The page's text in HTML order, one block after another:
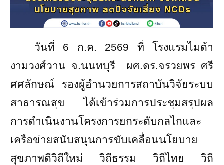
วันที่ 6 ก.ค. 2569 ที่ โรงแรมไมด้า
งามวงศ์วาน จ.นนทบุรี
ผศ.ดร.จรวยพร ศรี
ศศลักษณ์ รองผู้อำนวยการสถาบันวิจัยระบบ
สาธารณสุข ได้เข้าร่วมการประชุมสรุปผล
การดำเนินงานโครงการยกระดับกลไกและ
เครือข่ายสนับสนุนการขับเคลื่อนนโยบาย
สุขภาพดีวิถีใหม่ วิถีธรรม วิถีไทย วิถี